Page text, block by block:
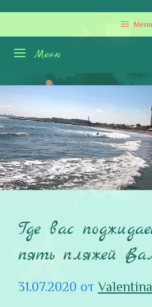
Перейти
содержимому
Menu
Меню
Где вас
пять пляжей
31.07.2020 отValentina